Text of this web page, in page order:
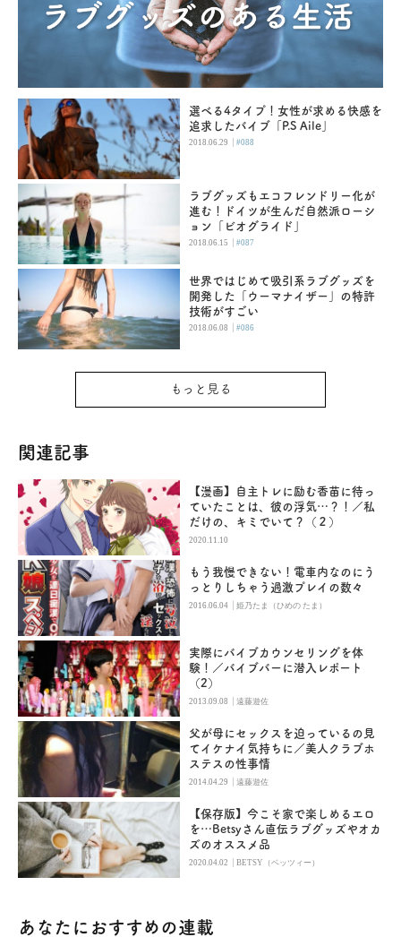
選べる4タイプ！女性が求める快感を
追求したバイブ「P.S Aile」
2018.06.29 |#088
ラブグッズもエコフレンドリー化が
進む！ドイツが生んだ自然派ローシ
ョン「ビオグライド」
2018.06.15 |#087
世界ではじめて吸引系ラブグッズを
開発した「ウーマナイザー」の特許
技術がすごい
2018.06.08 |#086
もっと見る
関連記事
【漫画】自主トレに励む香苗に待っ
ていたことは、彼の浮気…？！／私
だけの、キミでいて？（２）
2020.11.10
もう我慢できない！電車内なのにう
っとりしちゃう過激プレイの数々
2016.06.04 |姫乃たま（ひめの たま）
実際にバイブカウンセリングを体
験！／バイブバーに潜入レポート
（2）
2013.09.08 |遠藤遊佐
父が母にセックスを迫っているの見
てイケナイ気持ちに／美人クラブホ
ステスの性事情
2014.04.29 |遠藤遊佐
【保存版】今こそ家で楽しめるエロ
を…Betsyさん直伝ラブグッズやオカ
ズのオススメ品
2020.04.02 |BETSY（ベッツィー）
あなたにおすすめの連載